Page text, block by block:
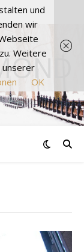
und
wir
Weitere
unserer
OK